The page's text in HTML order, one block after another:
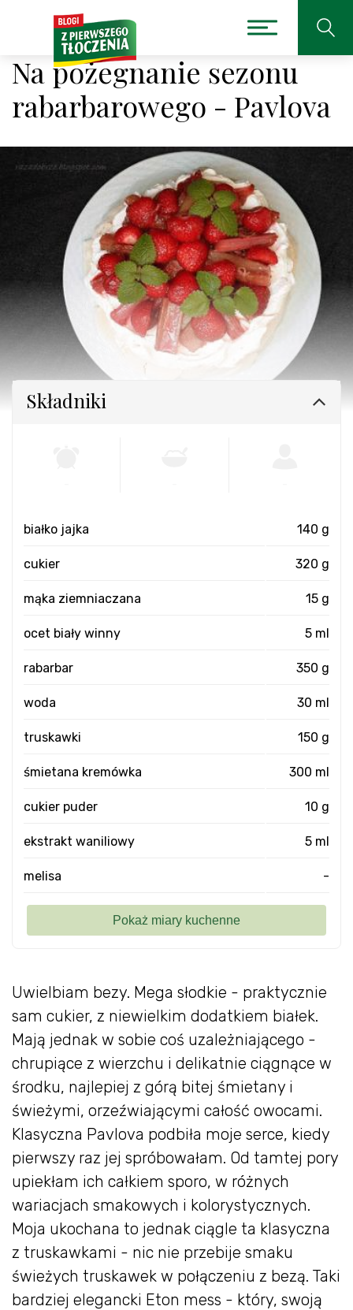
Na pożegnanie sezonu
rabarbarowego - Pavlova
Uwielbiam bezy. Mega słodkie - praktycznie
sam cukier, z niewielkim dodatkiem białek.
Mają jednak w sobie coś uzależniającego -
chrupiące z wierzchu i delikatnie ciągnące w
środku, najlepiej z górą bitej śmietany i
świeżymi, orzeźwiającymi całość owocami.
Klasyczna Pavlova podbiła moje serce, kiedy
pierwszy raz jej spróbowałam. Od tamtej pory
upiekłam ich całkiem sporo, w różnych
wariacjach smakowych i kolorystycznych.
Moja ukochana to jednak ciągle ta klasyczna
z truskawkami - nic nie przebije smaku
świeżych truskawek w połączeniu z bezą. Taki
bardziej elegancki Eton mess - który, swoją
Składniki
białko jajka 140 g
cukier 320 g
mąka ziemniaczana 15 g
ocet biały winny 5 ml
rabarbar 350 g
woda 30 ml
truskawki 150 g
śmietana kremówka 300 ml
cukier puder 10 g
ekstrakt waniliowy 5 ml
melisa -